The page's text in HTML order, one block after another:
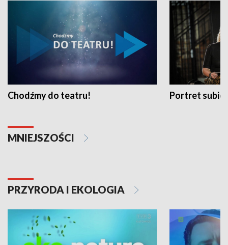
Chodźmy do teatru! Portret
MNIEJSZOŚCI
PRZYRODA I EKOLOGIA